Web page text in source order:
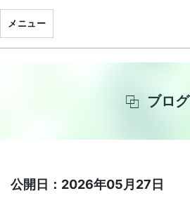
メニュー
ブログ
公開日：2026年05月27日